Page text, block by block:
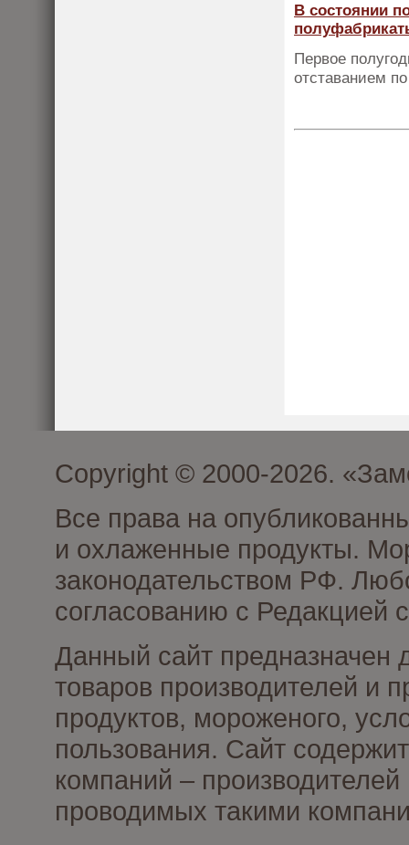
В состоянии
Первое
отставанием
Copyright © 2000-2026.
Все права на
и охлаженные продукты.
законодательством РФ.
согласованию с Редакцией
Данный сайт предназначен
товаров производителей и
продуктов, мороженого,
пользования. Сайт
компаний –
проводимых такими